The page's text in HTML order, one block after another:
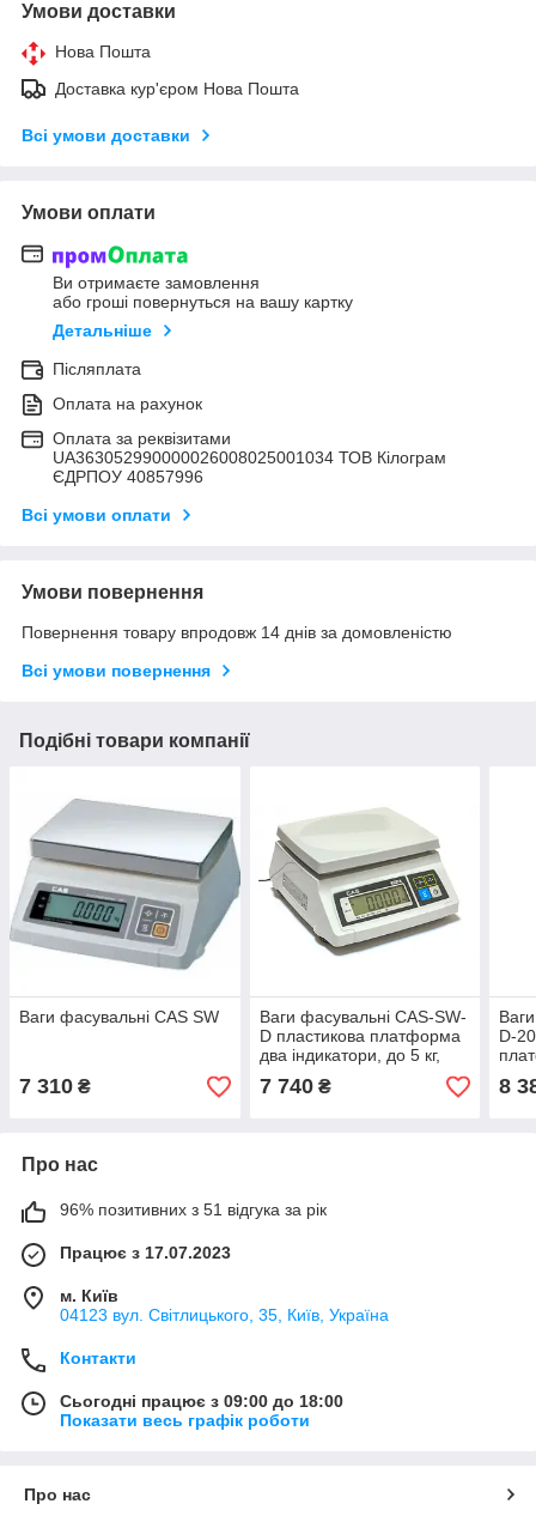
Умови доставки
Нова Пошта
Доставка кур'єром Нова Пошта
Всі умови доставки
Умови оплати
Ви отримаєте замовлення
або гроші повернуться на вашу картку
Детальніше
Післяплата
Оплата на рахунок
Оплата за реквізитами
UA363052990000026008025001034 ТОВ Кілограм
ЄДРПОУ 40857996
Всі умови оплати
Умови повернення
Повернення товару впродовж 14 днів за домовленістю
Всі умови повернення
Подібні товари компанії
Ваги фасувальні CAS SW
7 310 ₴
Ваги фасувальні CAS-SW-
D пластикова платформа
два індикатори, до 5 кг,
дискретність 2 г
7 740₴
D-
до
8
Про нас
96% позитивних з 51 відгука за рік
Працює з 17.07.2023
м. Київ
04123 вул. Світлицького, 35, Київ, Україна
Контакти
Сьогодні працює з 09:00 до 18:00
Показати весь графік роботи
Про нас